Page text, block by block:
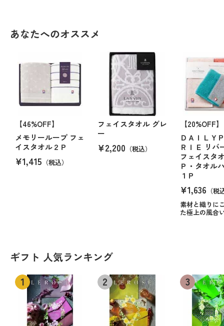
あなたへのオススメ
【46%OFF】
メモリーループ フェ
イスタオル２Ｐ
¥1,415 （税込）
フェイスタオル グレ
ー
¥2,200 （税込）
【20%OFF】
ＤＡＩＬＹ
ＲＩＥ リバ
フェイスタ
Ｐ・タオル
１Ｐ
¥1,636 （税
素材と織りに
た極上の風合
ギフト 人気ランキング